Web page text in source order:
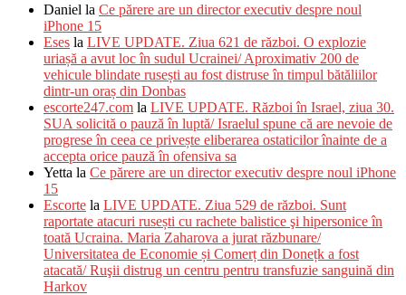
Daniel la Ce părere are un director executiv despre noul
iPhone 15
Eses la LIVE UPDATE. Ziua 621 de război. O explozie
uriașă a avut loc în sudul Ucrainei/ Aproximativ 200 de
vehicule blindate rusești au fost distruse în timpul bătăliilor
dintr-un oraș din Donbas
escorte247.com la LIVE UPDATE. Război în Israel, ziua 30.
SUA solicită o pauză în luptă/ Israelul spune că are nevoie de
progrese în ceea ce privește eliberarea ostaticilor înainte de a
accepta orice pauză în ofensiva sa
Yetta la Ce părere are un director executiv despre noul iPhone
15
Escorte la LIVE UPDATE. Ziua 529 de război. Sunt
raportate atacuri rusești cu rachete balistice şi hipersonice în
toată Ucraina. Maria Zaharova a jurat răzbunare/
Universitatea de Economie și Comerț din Donețk a fost
atacată/ Ruşii distrug un centru pentru transfuzie sanguină din
Harkov